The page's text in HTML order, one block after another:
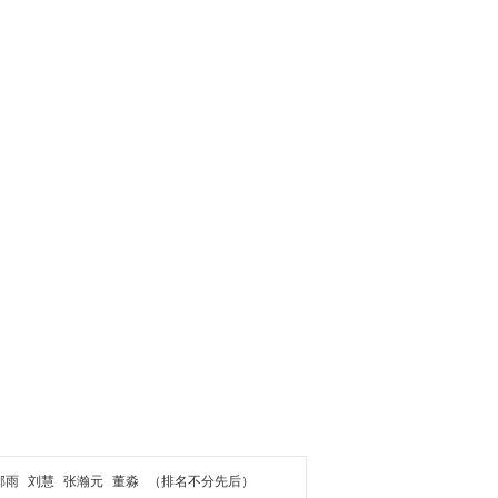
雨 刘慧 张瀚元 董淼 （排名不分先后）